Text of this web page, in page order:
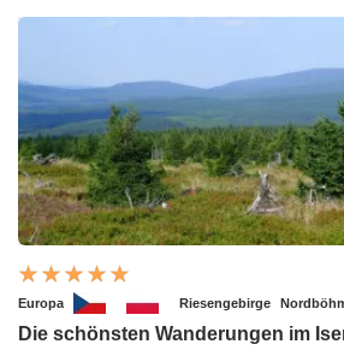
Europa Riesengebirge
Die schönsten Wanderungen im